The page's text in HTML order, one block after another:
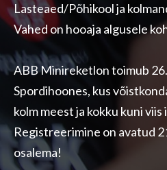
Lasteaed/Põhikool ja
Vahed on hooaja algusele
ABB Minireketlon toimub
Spordihoones, kus
kolm meest ja kokku kuni viis
Registreerimine on avatud
osalema!